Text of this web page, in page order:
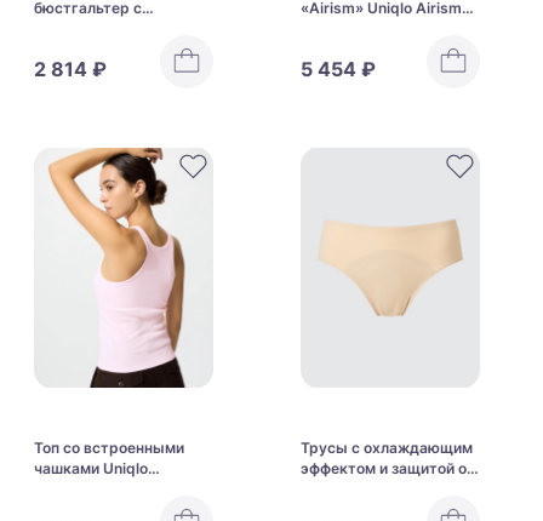
бюстгальтер с
Square Neck
2 814 ₽
«Airism» Uniqlo Airism
5 454 ₽
Топ со встроенными
чашками Uniqlo
Трусы с охлаждающим
эффектом и защитой от
коллекции «Airism»